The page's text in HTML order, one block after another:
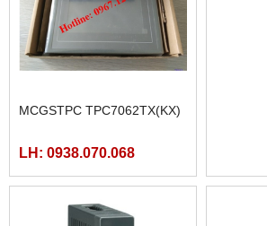
MCGSTPC TPC7062TX(KX)
LH: 0938.070.068